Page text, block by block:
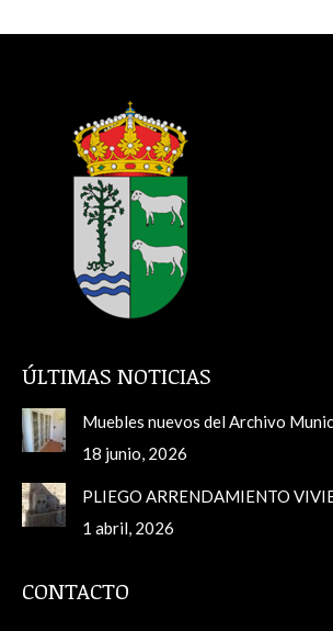
ÚLTIMAS NOTICIAS
Muebles nuevos del Archivo
18 junio, 2026
PLIEGO ARRENDAMIENTO
1 abril, 2026
CONTACTO